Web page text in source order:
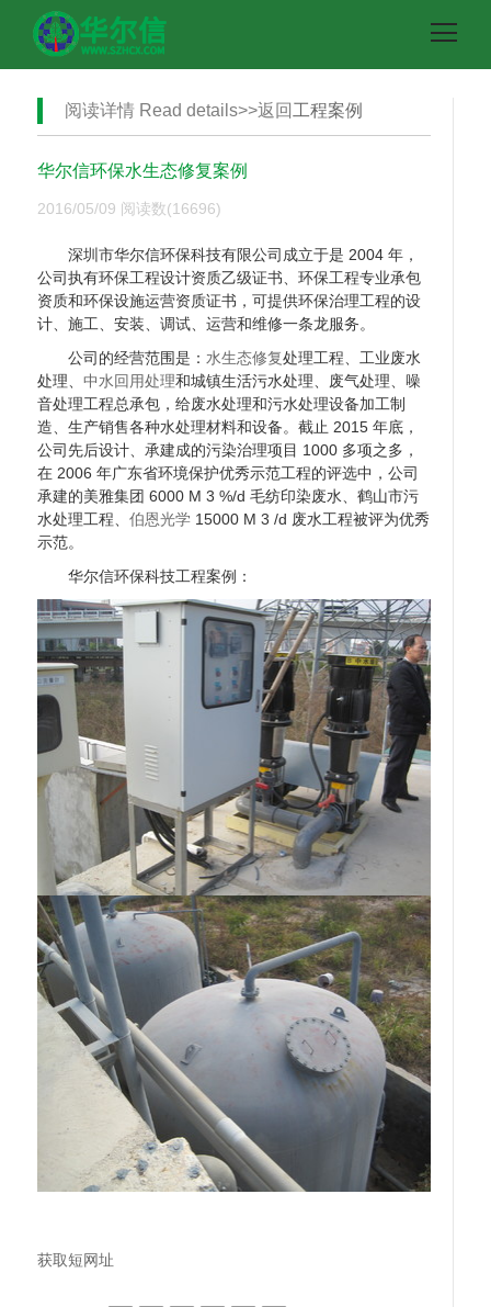
阅读详情 Read details>>返回工程案例
华尔信环保水生态修复案例
2016/05/09 阅读数(16696)
深圳市华尔信环保科技有限公司成立于是 2004 年，
公司执有环保工程设计资质乙级证书、环保工程专业承包
资质和环保设施运营资质证书，可提供环保治理工程的设
计、施工、安装、调试、运营和维修一条龙服务。
公司的经营范围是： 水生态修复处理工程、工业废水
处理、 中水回用处理和城镇生活污水处理、废气处理、噪
音处理工程总承包，给废水处理和污水处理设备加工制
造、生产销售各种水处理材料和设备。截止 2015 年底，
公司先后设计、承建成的污染治理项目 1000 多项之多，
在 2006 年广东省环境保护优秀示范工程的评选中，公司
承建的美雅集团 6000 M 3 %/d 毛纺印染废水、鹤山市污
水处理工程、 伯恩光学15000 M 3 /d 废水工程被评为优秀
示范。
华尔信环保科技工程案例：
获取短网址